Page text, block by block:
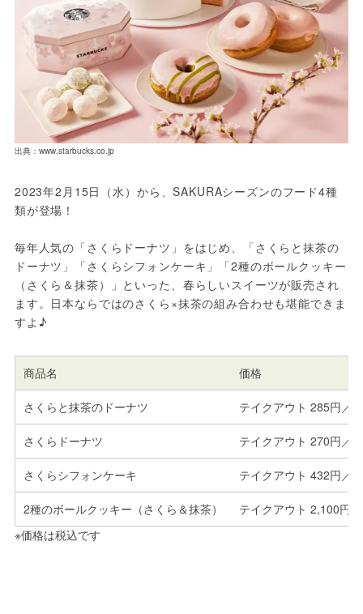
出典：www.starbucks.co.jp
2023年2月15日（水）から、SAKURAシーズンのフード4種
類が登場！
毎年人気の「さくらドーナツ」をはじめ、「さくらと抹茶の
ドーナツ」「さくらシフォンケーキ」「2種のボールクッキー
（さくら＆抹茶）」といった、春らしいスイーツが販売され
ます。日本ならではのさくら×抹茶の組み合わせも堪能できま
すよ♪
商品名 価格
さくらと抹茶のドーナツ テイクアウト 285円／
さくらドーナツ テイクアウト 270円／
さくらシフォンケーキ テイクアウト 432円／
2種のボールクッキー（さくら＆抹茶）
テイクアウト 2,100円
※価格は税込です